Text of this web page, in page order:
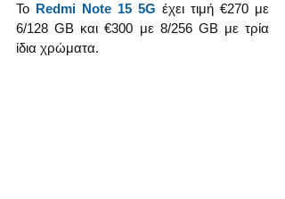
Το Redmi Note 15 5G έχει τιμή €270 με
6/128 GB και €300 με 8/256 GB με τρία
ίδια χρώματα.